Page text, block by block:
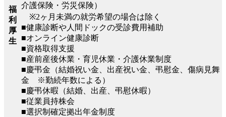
福
利
厚
生
介護保険・労災保険）
※2ヶ月未満の就労希望の場合は除く
■健康診断や人間ドックの受診費用補助
■オンライン健康診断
■資格取得支援
■産前産後休業・育児休業・介護休業制度
■慶弔金（結婚祝い金、出産祝い金、弔慰金、傷病見舞
金 ※勤続年数による）
■慶弔休暇（結婚、出産、弔慰休暇）
■従業員持株会
■選択制確定拠出年金制度